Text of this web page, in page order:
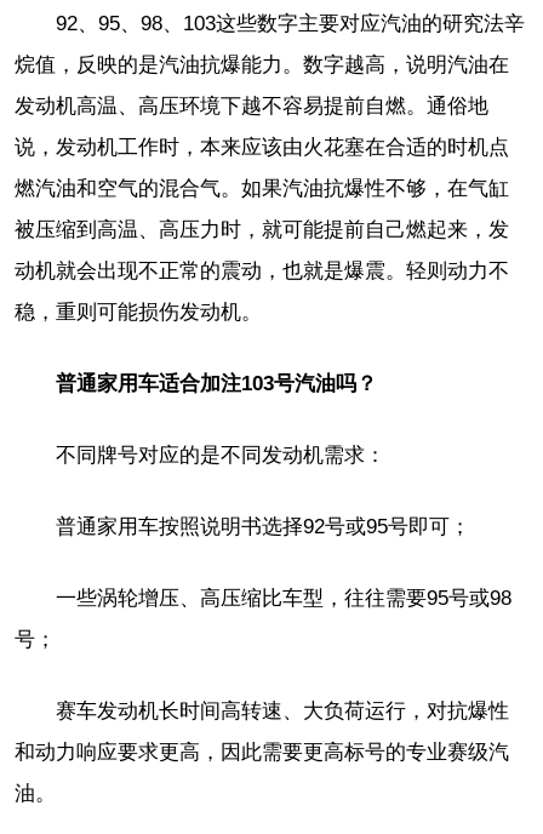
92、95、98、103这些数字主要对应汽油的研究法辛
烷值，反映的是汽油抗爆能力。数字越高，说明汽油在
发动机高温、高压环境下越不容易提前自燃。通俗地
说，发动机工作时，本来应该由火花塞在合适的时机点
燃汽油和空气的混合气。如果汽油抗爆性不够，在气缸
被压缩到高温、高压力时，就可能提前自己燃起来，发
动机就会出现不正常的震动，也就是爆震。轻则动力不
稳，重则可能损伤发动机。
普通家用车适合加注103号汽油吗？
不同牌号对应的是不同发动机需求：
普通家用车按照说明书选择92号或95号即可；
一些涡轮增压、高压缩比车型，往往需要95号或98
号；
赛车发动机长时间高转速、大负荷运行，对抗爆性
和动力响应要求更高，因此需要更高标号的专业赛级汽
油。